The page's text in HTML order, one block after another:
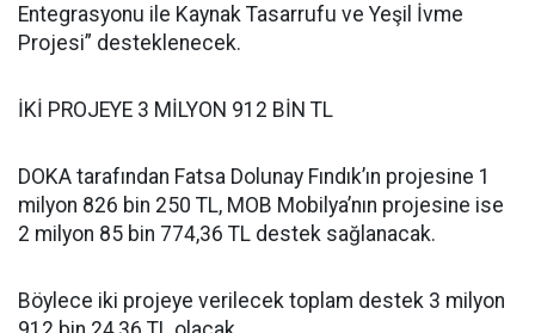
Entegrasyonu ile Kaynak Tasarrufu ve Yeşil İvme
Projesi” desteklenecek.
İKİ PROJEYE 3 MİLYON 912 BİN TL
DOKA tarafından Fatsa Dolunay Fındık’ın projesine 1
milyon 826 bin 250 TL, MOB Mobilya’nın projesine ise
2 milyon 85 bin 774,36 TL destek sağlanacak.
Böylece iki projeye verilecek toplam destek 3 milyon